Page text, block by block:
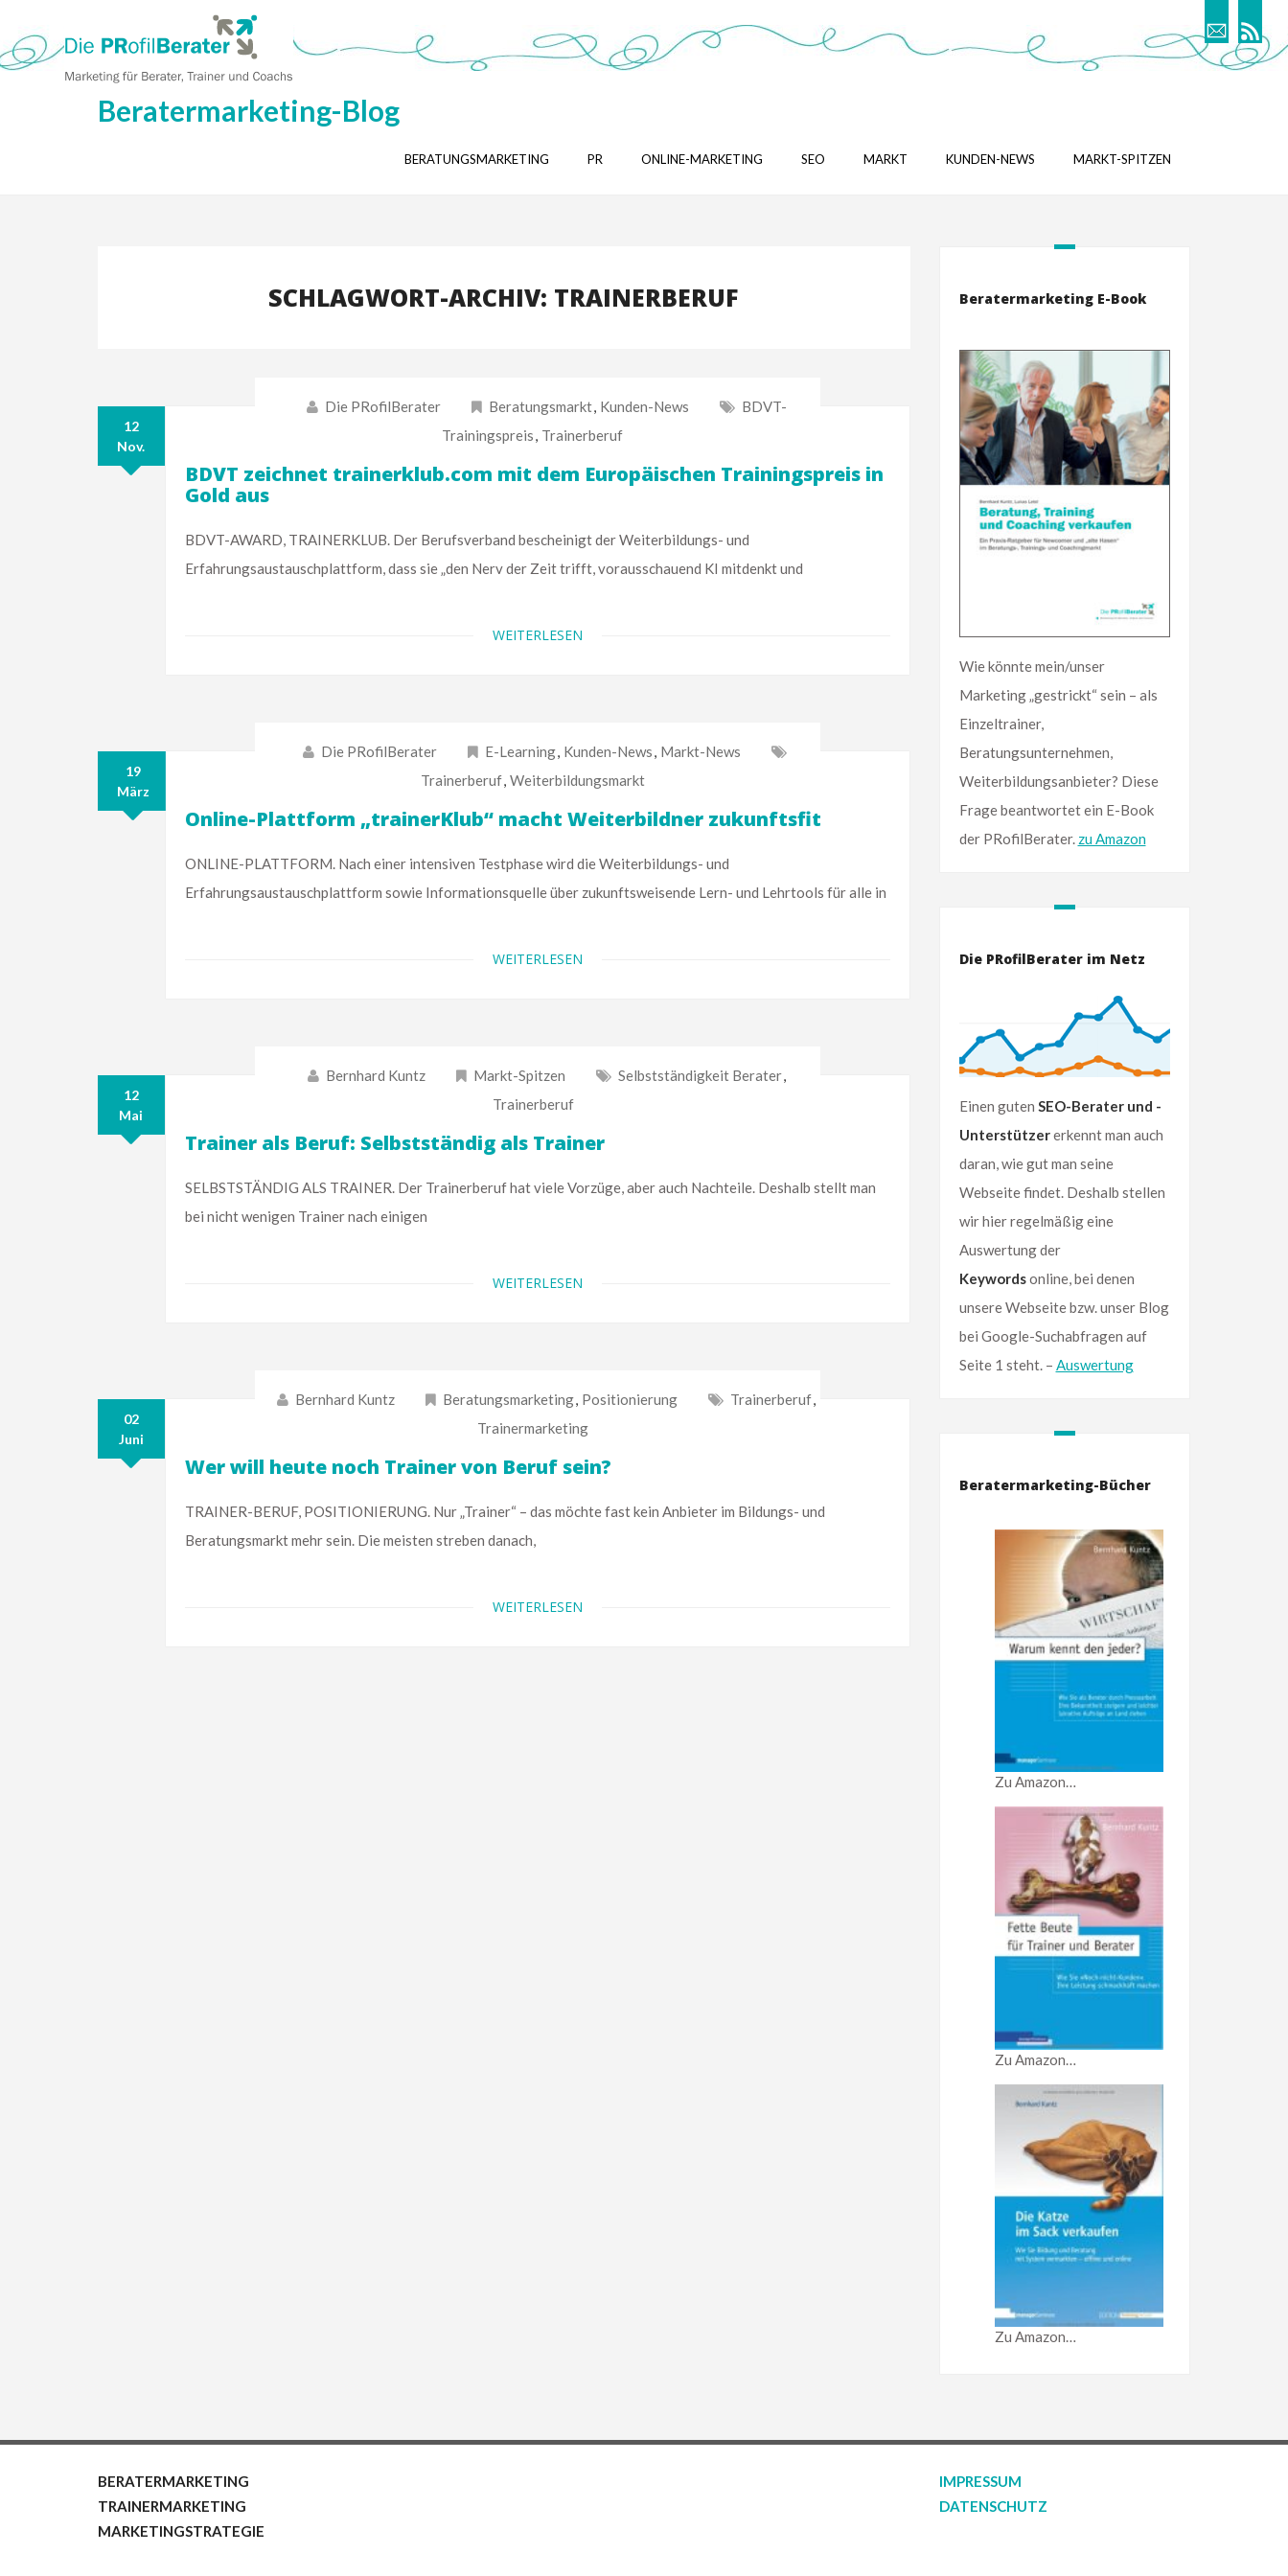
Beratermarketing-Blog
BERATUNGSMARKETING PR ONLINE-MARKETING SEO MARKT KUNDEN-NEWS MARKT-SPITZEN
SCHLAGWORT-ARCHIV: TRAINERBERUF
12
Nov.
Die PRofilBerater Beratungsmarkt, Kunden-News
BDVT-
Trainingspreis, Trainerberuf
BDVT zeichnet trainerklub.com mit dem Europäischen Trainingspreis in
Gold aus
BDVT-AWARD, TRAINERKLUB. Der Berufsverband bescheinigt der Weiterbildungs- und
Erfahrungsaustauschplattform, dass sie „den Nerv der Zeit trifft, vorausschauend KI mitdenkt und
WEITERLESEN
19
März
Die PRofilBerater E-Learning, Kunden-News, Markt-News
Trainerberuf, Weiterbildungsmarkt
Online-Plattform „trainerKlub“ macht Weiterbildner zukunftsfit
ONLINE-PLATTFORM. Nach einer intensiven Testphase wird die Weiterbildungs- und
Erfahrungsaustauschplattform sowie Informationsquelle über zukunftsweisende Lern- und Lehrtools für alle in
WEITERLESEN
12
Mai
Bernhard Kuntz Markt-Spitzen Selbstständigkeit Berater,
Trainerberuf
Trainer als Beruf: Selbstständig als Trainer
SELBSTSTÄNDIG ALS TRAINER. Der Trainerberuf hat viele Vorzüge, aber auch Nachteile. Deshalb stellt man
bei nicht wenigen Trainer nach einigen
WEITERLESEN
02
Juni
Bernhard Kuntz Beratungsmarketing, Positionierung Trainerberuf,
Trainermarketing
Wer will heute noch Trainer von Beruf sein?
TRAINER-BERUF, POSITIONIERUNG. Nur „Trainer“ – das möchte fast kein Anbieter im Bildungs- und
Beratungsmarkt mehr sein. Die meisten streben danach,
WEITERLESEN
Beratermarketing E-Book
Wie könnte mein/unser
Marketing „gestrickt“ sein – als
Einzeltrainer,
Beratungsunternehmen,
Weiterbildungsanbieter? Diese
Frage beantwortet ein E-Book
der PRofilBerater. zu Amazon
Die PRofilBerater im Netz
Einen guten SEO-Berater und -
Unterstützererkennt man auch
daran, wie gut man seine
Webseite findet. Deshalb stellen
wir hier regelmäßig eine
Auswertung der
Keywordsonline, bei denen
unsere Webseite bzw. unser Blog
bei Google-Suchabfragen auf
Seite 1 steht. – Auswertung
Beratermarketing-Bücher
Zu Amazon…
Zu Amazon…
Zu Amazon…
BERATERMARKETING
TRAINERMARKETING
MARKETINGSTRATEGIE
IMPRESSUM
DATENSCHUTZ